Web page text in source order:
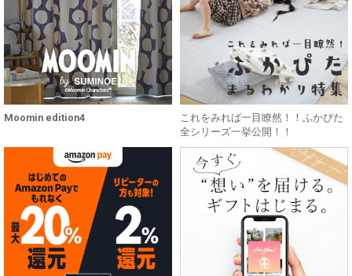
Moomin edition4
これをみれば一目瞭然！！ふかぴた
全シリーズ一挙公開！！